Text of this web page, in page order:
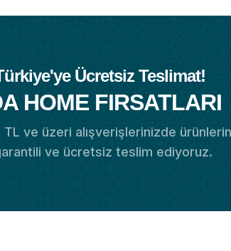
Ücretsiz Teslimat!
HOME FIRSATLARI
ve üzeri alışverişlerinizde
ve ücretsiz teslim ediyoruz.